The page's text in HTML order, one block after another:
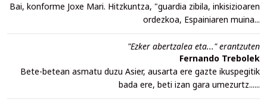
Bai, konforme Joxe Mari. Hitzkuntza, "guardia zibila, inkisizioaren
ordezkoa, Espainiaren muina...
"Ezker abertzalea eta..." erantzuten
Fernando Trebolek
Bete-betean asmatu duzu Asier, ausarta ere gazte ikuspegitik
bada ere, beti izan gara umezurtz......